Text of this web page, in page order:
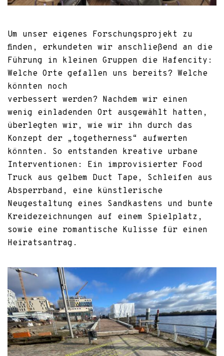
Um unser eigenes Forschungsprojekt zu
finden, erkundeten wir anschließend an die
Führung in kleinen Gruppen die Hafencity:
Welche Orte gefallen uns bereits? Welche
könnten noch
verbessert werden? Nachdem wir einen
wenig einladenden Ort ausgewählt hatten,
überlegten wir, wie wir ihn durch das
Konzept der „togetherness“ aufwerten
könnten. So entstanden kreative urbane
Interventionen: Ein improvisierter Food
Truck aus gelbem Duct Tape, Schleifen aus
Absperrband, eine künstlerische
Neugestaltung eines Sandkastens und bunte
Kreidezeichnungen auf einem Spielplatz,
sowie eine romantische Kulisse für einen
Heiratsantrag.